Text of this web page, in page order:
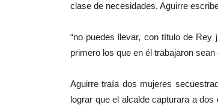
clase de necesidades. Aguirre
“no puedes llevar, con título de
primero los que en él trabajaron sean
Aguirre traía dos mujeres
lograr que el alcalde capturara a